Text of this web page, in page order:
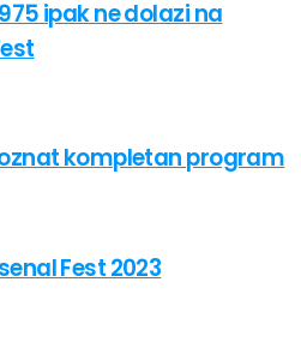
ipak ne dolazi na
kompletan program
Fest 2023